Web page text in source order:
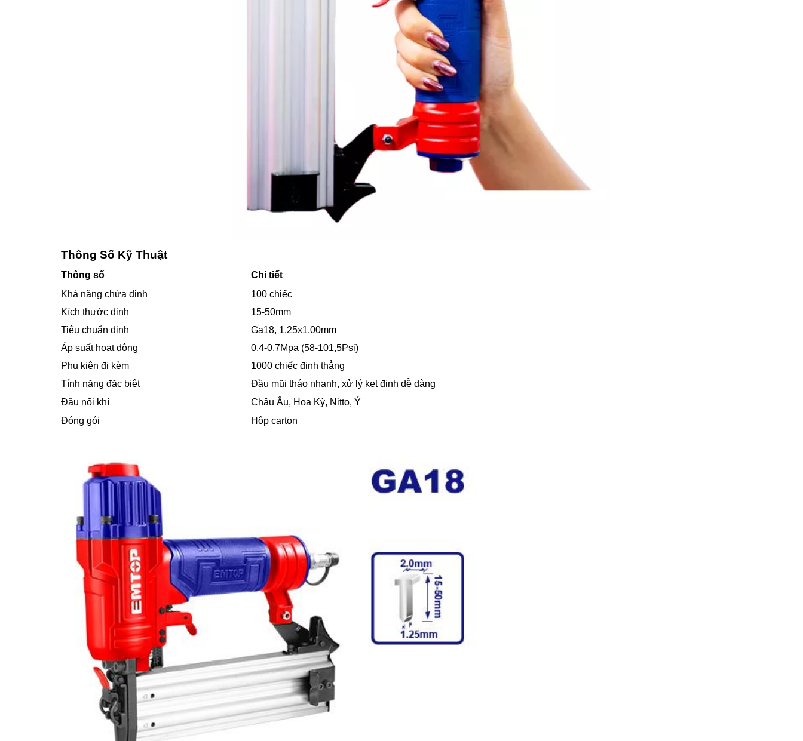
Thông Số Kỹ Thuật
Thông số
Chi tiết
Khả năng chứa đinh
100 chiếc
Kích thước đinh
15-50mm
Tiêu chuẩn đinh
Ga18, 1,25x1,00mm
Áp suất hoạt động
0,4-0,7Mpa (58-101,5Psi)
Phụ kiện đi kèm
1000 chiếc đinh thẳng
Tính năng đặc biệt
Đầu mũi tháo nhanh, xử lý kẹt đinh dễ dàng
Đầu nối khí
Châu Âu, Hoa Kỳ, Nitto, Ý
Đóng gói
Hộp carton